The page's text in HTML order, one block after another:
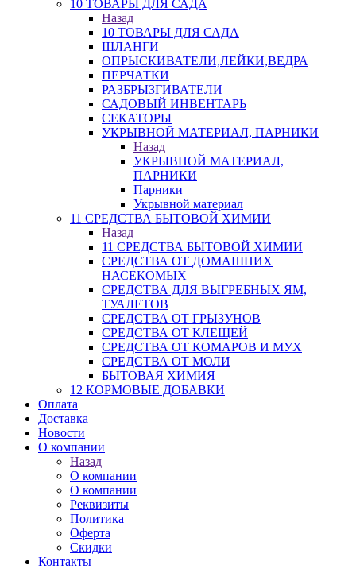
10 ТОВАРЫ ДЛЯ САДА
Назад
10 ТОВАРЫ ДЛЯ САДА
ШЛАНГИ
ОПРЫСКИВАТЕЛИ,ЛЕЙКИ,ВЕДРА
ПЕРЧАТКИ
РАЗБРЫЗГИВАТЕЛИ
САДОВЫЙ ИНВЕНТАРЬ
СЕКАТОРЫ
УКРЫВНОЙ МАТЕРИАЛ, ПАРНИКИ
Назад
УКРЫВНОЙ МАТЕРИАЛ,
ПАРНИКИ
Парники
Укрывной материал
11 СРЕДСТВА БЫТОВОЙ ХИМИИ
Назад
11 СРЕДСТВА БЫТОВОЙ ХИМИИ
СРЕДСТВА ОТ ДОМАШНИХ
НАСЕКОМЫХ
СРЕДСТВА ДЛЯ ВЫГРЕБНЫХ ЯМ,
ТУАЛЕТОВ
СРЕДСТВА ОТ ГРЫЗУНОВ
СРЕДСТВА ОТ КЛЕЩЕЙ
СРЕДСТВА ОТ КОМАРОВ И МУХ
СРЕДСТВА ОТ МОЛИ
БЫТОВАЯ ХИМИЯ
12 КОРМОВЫЕ ДОБАВКИ
Оплата
Доставка
Новости
О компании
Назад
О компании
О компании
Реквизиты
Политика
Оферта
Скидки
Контакты